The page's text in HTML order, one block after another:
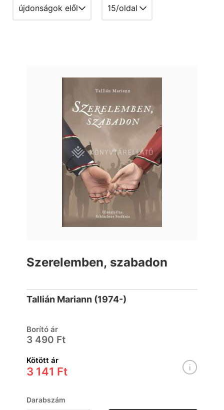
Szerelemben, szabadon
Tallián Mariann (1974-)
Borító ár
3 490 Ft
Kötött ár
3 141 Ft
Darabszám